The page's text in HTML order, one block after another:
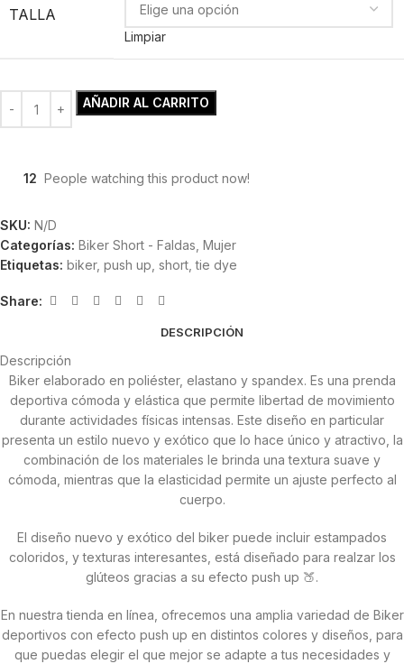
TALLA
Limpiar
AÑADIR AL CARRITO
12 People watching this product now!
SKU: N/D
Categorías: Biker Short - Faldas Mujer
Etiquetas: biker, push up short tie dye
Share:
DESCRIPCIÓN
Descripción
Biker elaborado en poliéster, elastano y spandex. Es una prenda
deportiva cómoda y elástica que permite libertad de movimiento
durante actividades físicas intensas. Este diseño en particular
presenta un estilo nuevo y exótico que lo hace único y atractivo, la
combinación de los materiales le brinda una textura suave y
cómoda, mientras que la elasticidad permite un ajuste perfecto al
cuerpo.
El diseño nuevo y exótico del biker puede incluir estampados
coloridos, y texturas interesantes, está diseñado para realzar los
glúteos gracias a su efecto push up 🍑.
En nuestra tienda en línea, ofrecemos una amplia variedad de Biker
deportivos con efecto push up en distintos colores y diseños, para
que puedas elegir el que mejor se adapte a tus necesidades y